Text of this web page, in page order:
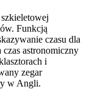
Funkcją
czasu dla
czas astronomiczny
i
zegar
w Angli.